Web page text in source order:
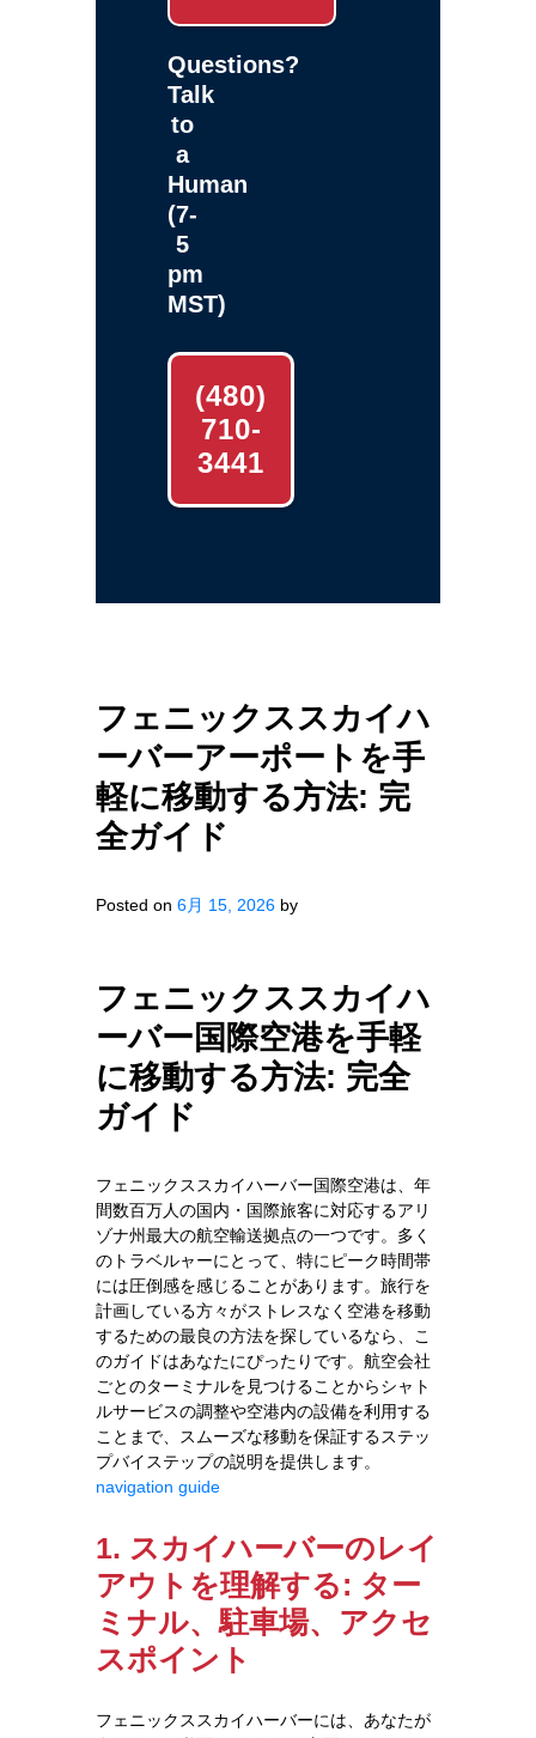
Questions?
Talk
to
a
Human
(7-
5
pm
MST)
(480)
710-
3441
フェニックススカイハ
ーバーアーポートを手
軽に移動する方法: 完
全ガイド
Posted on 6月 15, 2026 by
フェニックススカイハ
ーバー国際空港を手軽
に移動する方法: 完全
ガイド
フェニックススカイハーバー国際空港は、年
間数百万人の国内・国際旅客に対応するアリ
ゾナ州最大の航空輸送拠点の一つです。多く
のトラベルャーにとって、特にピーク時間帯
には圧倒感を感じることがあります。旅行を
計画している方々がストレスなく空港を移動
するための最良の方法を探しているなら、こ
のガイドはあなたにぴったりです。航空会社
ごとのターミナルを見つけることからシャト
ルサービスの調整や空港内の設備を利用する
ことまで、スムーズな移動を保証するステッ
プバイステップの説明を提供します。
navigation guide
1. スカイハーバーのレイ
アウトを理解する: ター
ミナル、駐車場、アクセ
スポイント
フェニックススカイハーバーには、あなたが